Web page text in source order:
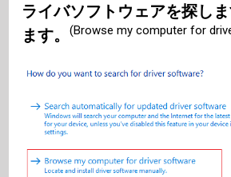
ライバソフトウェアを探し
ます。(Browse my computer for